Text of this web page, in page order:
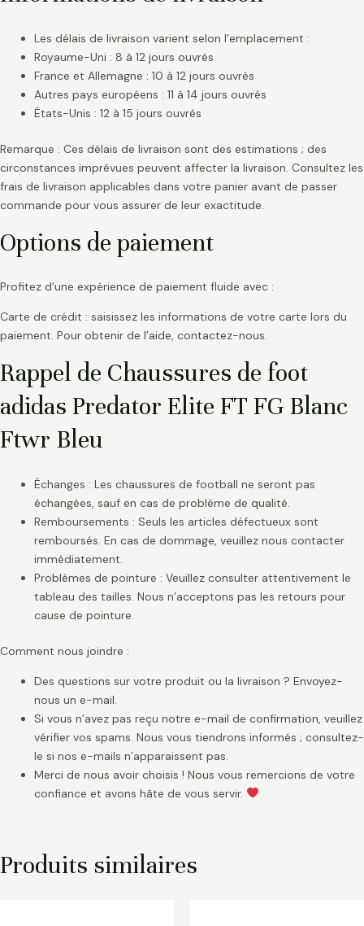
Les délais de livraison varient selon l’emplacement :
Royaume-Uni : 8 à 12 jours ouvrés
France et Allemagne : 10 à 12 jours ouvrés
Autres pays européens : 11 à 14 jours ouvrés
États-Unis : 12 à 15 jours ouvrés
Remarque : Ces délais de livraison sont des estimations ; des
circonstances imprévues peuvent affecter la livraison. Consultez les
frais de livraison applicables dans votre panier avant de passer
commande pour vous assurer de leur exactitude.
Options de paiement
Profitez d’une expérience de paiement fluide avec :
Carte de crédit : saisissez les informations de votre carte lors du
paiement. Pour obtenir de l’aide, contactez-nous.
Rappel de Chaussures de foot
adidas Predator Elite FT FG Blanc
Ftwr Bleu
Échanges : Les chaussures de football ne seront pas
échangées, sauf en cas de problème de qualité.
Remboursements : Seuls les articles défectueux sont
remboursés. En cas de dommage, veuillez nous contacter
immédiatement.
Problèmes de pointure : Veuillez consulter attentivement le
tableau des tailles. Nous n’acceptons pas les retours pour
cause de pointure.
Comment nous joindre :
Des questions sur votre produit ou la livraison ? Envoyez-
nous un e-mail.
Si vous n’avez pas reçu notre e-mail de confirmation, veuillez
vérifier vos spams. Nous vous tiendrons informés ; consultez-
le si nos e-mails n’apparaissent pas.
Merci de nous avoir choisis ! Nous vous remercions de votre
confiance et avons hâte de vous servir.
Produits similaires